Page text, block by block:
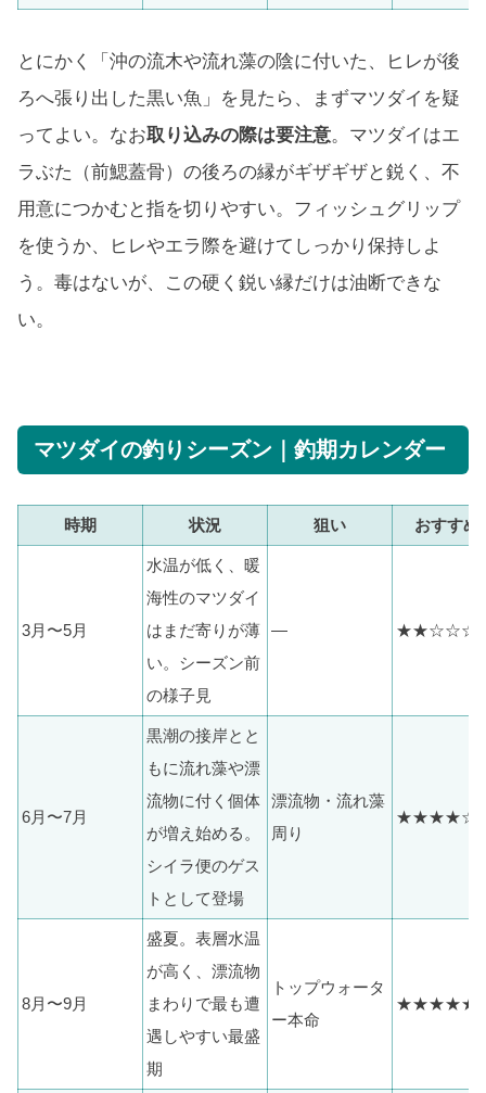
とにかく「沖の流木や流れ藻の陰に付いた、ヒレが後
ろへ張り出した黒い魚」を見たら、まずマツダイを疑
ってよい。なお取り込みの際は要注意。マツダイはエ
ラぶた（前鰓蓋骨）の後ろの縁がギザギザと鋭く、不
用意につかむと指を切りやすい。フィッシュグリップ
を使うか、ヒレやエラ際を避けてしっかり保持しよ
う。毒はないが、この硬く鋭い縁だけは油断できな
い。
マツダイの釣りシーズン｜釣期カレンダー
時期 状況 狙い おすすめ
3月〜5月
水温が低く、暖
海性のマツダイ
はまだ寄りが薄
い。シーズン前
の様子見
— ★★☆☆☆
6月〜7月
黒潮の接岸とと
もに流れ藻や漂
流物に付く個体
が増え始める。
シイラ便のゲス
トとして登場
漂流物・流れ藻
周り
★★★★☆
8月〜9月
盛夏。表層水温
が高く、漂流物
まわりで最も遭
遇しやすい最盛
期
トップウォータ
ー本命
★★★★★